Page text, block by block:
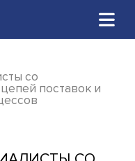
со
цепей поставок